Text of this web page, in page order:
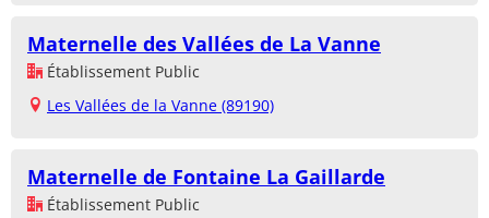
Maternelle des Vallées de La Vanne
Établissement Public
Les Vallées de la Vanne (89190)
Maternelle de Fontaine La Gaillarde
Établissement Public